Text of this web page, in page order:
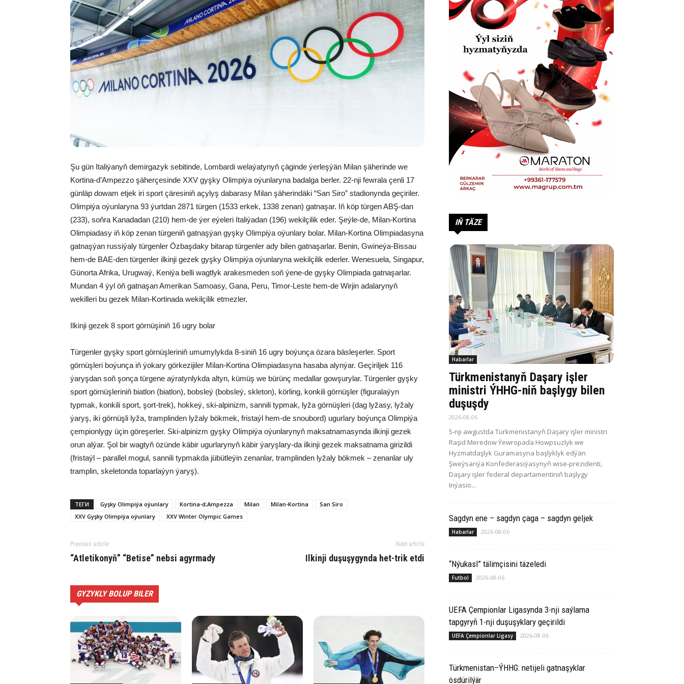
Şu gün Italiýanyň demirgazyk sebitinde, Lombardi welaýatynyň çäginde ýerleşýän Milan şäherinde we
Kortina-d’Ampezzo şäherçesinde XXV gyşky Olimpiýa oýunlaryna badalga berler. 22-nji fewrala çenli 17
günläp dowam etjek iri sport çäresiniň açylyş dabarasy Milan şäherindäki “San Siro” stadionynda geçiriler.
Olimpiýa oýunlaryna 93 ýurtdan 2871 türgen (1533 erkek, 1338 zenan) gatnaşar. Iň köp türgen ABŞ-dan
(233), soňra Kanadadan (210) hem-de ýer eýeleri Italiýadan (196) wekilçilik eder. Şeýle-de, Milan-Kortina
Olimpiadasy iň köp zenan türgeniň gatnaşýan gyşky Olimpiýa oýunlary bolar. Milan-Kortina Olimpiadasyna
gatnaşýan russiýaly türgenler Özbaşdaky bitarap türgenler ady bilen gatnaşarlar. Benin, Gwineýa-Bissau
hem-de BAE-den türgenler ilkinji gezek gyşky Olimpiýa oýunlaryna wekilçilik ederler. Wenesuela, Singapur,
Günorta Afrika, Urugwaý, Keniýa belli wagtlyk arakesmeden soň ýene-de gyşky Olimpiada gatnaşarlar.
Mundan 4 ýyl öň gatnaşan Amerikan Samoasy, Gana, Peru, Timor-Leste hem-de Wirjin adalarynyň
wekilleri bu gezek Milan-Kortinada wekilçilik etmezler.
Ilkinji gezek 8 sport görnüşiniň 16 ugry bolar
Türgenler gyşky sport görnüşleriniň umumylykda 8-siniň 16 ugry boýunça özara bäsleşerler. Sport
görnüşleri boýunça iň ýokary görkezijiler Milan-Kortina Olimpiadasyna hasaba alynýar. Geçiriljek 116
ýaryşdan soň şonça türgene aýratynlykda altyn, kümüş we bürünç medallar gowşurylar. Türgenler gyşky
sport görnüşleriniň biatlon (biatlon), bobsleý (bobsleý, skleton), körling, konkili görnüşler (figuralaýyn
typmak, konkili sport, şort-trek), hokkeý, ski-alpinizm, sannili typmak, lyža görnüşleri (dag lyžasy, lyžaly
ýaryş, iki görnüşli lyža, tramplinden lyžaly bökmek, fristaýl hem-de snoubord) ugurlary boýunça Olimpiýa
çempionlygy üçin göreşerler. Ski-alpinizm gyşky Olimpiýa oýunlarynyň maksatnamasynda ilkinji gezek
orun alýar. Şol bir wagtyň özünde käbir ugurlarynyň käbir ýaryşlary-da ilkinji gezek maksatnama girizildi
(fristaýl – parallel mogul, sannili typmakda jübütleýin zenanlar, tramplinden lyžaly bökmek – zenanlar uly
tramplin, skeletonda toparlaýyn ýaryş).
ТЕГИ Gyşky Olimpiýa oýunlary Kortina-d;Ampezza Milan Milan-Kortina
San Siro
XXV Gyşky Olimpiýa oýunlary
XXV Winter Olympic Games
Previous article
“Atletikonyň” “Betise” nebsi agyrmady
Next article
Ilkinji duşuşygynda het-trik etdi
GYZYKLY BOLUP BILER
IŇ TÄZE
Habarlar
Türkmenistanyň Daşary işler
ministri ÝHHG-niň başlygy bilen
duşuşdy
2026-08-06
5-nji awgustda Türkmenistanyň Daşary işler ministri
Raşid Meredow Ýewropada Howpsuzlyk we
Hyzmatdaşlyk Guramasyna başlyklyk edýän
Şweýsariýa Konfederasiýasynyň wise-prezidenti,
Daşary işler federal departamentiniň başlygy
Inýasio...
Sagdyn ene – sagdyn çaga – sagdyn geljek
Habarlar 2026-08-06
“Nýukasl” tälimçisini täzeledi
Futbol 2026-08-06
UEFA Çempionlar Ligasynda 3-nji saýlama
tapgyryň 1-nji duşuşyklary geçirildi
UEFA Çempionlar Ligasy 2026-08-06
Türkmenistan–ÝHHG: netijeli gatnaşyklar
ösdürilýär